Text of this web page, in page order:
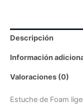
Descripción
Información
Valoraciones (0)
Estuche de Foam